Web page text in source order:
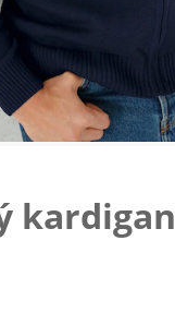
kardigan